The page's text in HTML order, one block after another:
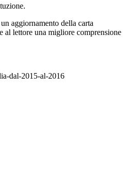
aggiornamento della carta
al lettore una migliore comprensione
dal-2015-al-2016